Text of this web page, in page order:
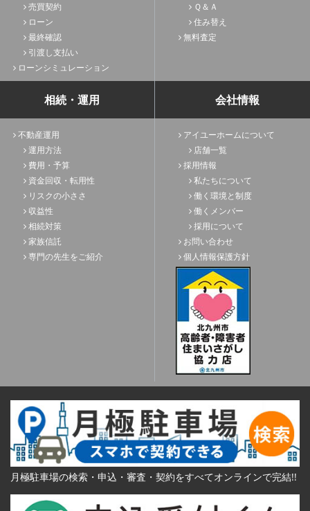
売買契約
ローン
最終確認
引渡し支払い
ローンシミュレーション
Ｑ＆Ａ
住み替え
無料査定
相続・運用
不動産運用
運用方法
費用・予算
資金回収・転用性
リスクの小ささ
収益性
相続対策
家族信託
専門の先生をご紹介
会社情報
アイユーホームについて
店舗一覧
採用情報
私たちについて
働く環境と制度
働くメンバー
採用について
お問い合わせ
個人情報保護方針
月極駐車場の検索・申込・審査・契約をすべてオンラインで完結!!